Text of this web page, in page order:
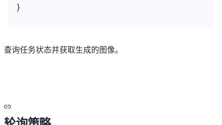
}
查询任务状态并获取生成的图像。